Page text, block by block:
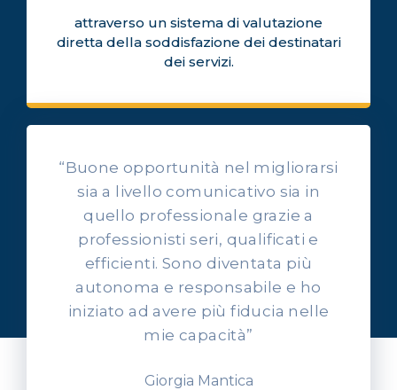
attraverso un sistema di valutazione
diretta della soddisfazione dei destinatari
dei servizi.
OPINIONI DEI NOSTRI ALLIEVI
Ascolta l'esperienza dei
nostri allievi
“Buone opportunità nel migliorarsi
sia a livello comunicativo sia in
quello professionale grazie a
professionisti seri, qualificati e
efficienti. Sono diventata più
autonoma e responsabile e ho
iniziato ad avere più fiducia nelle
mie capacità”
Giorgia Mantica